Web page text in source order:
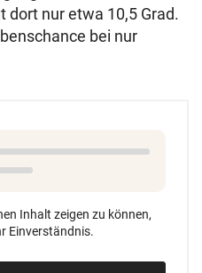
nur etwa 10,5 Grad.
bei nur
Inhalt zeigen zu können,
Einverständnis.